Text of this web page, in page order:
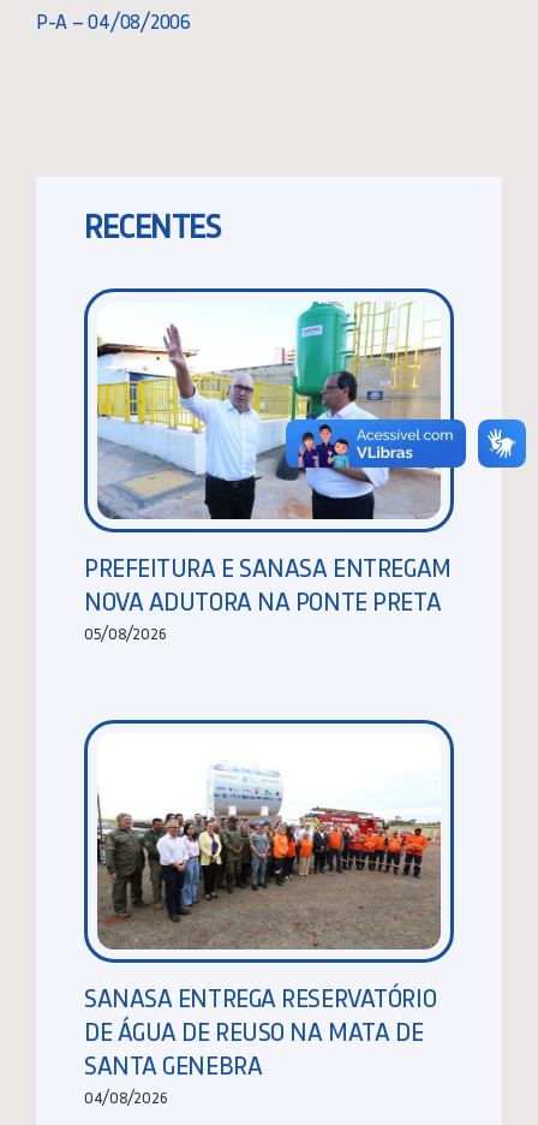
P-A – 04/08/2006
RECENTES
PREFEITURA E SANASA ENTREGAM
NOVA ADUTORA NA PONTE PRETA
05/08/2026
SANASA ENTREGA RESERVATÓRIO
DE ÁGUA DE REUSO NA MATA DE
SANTA GENEBRA
04/08/2026